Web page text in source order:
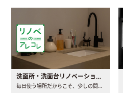
洗面所・洗面台リノベーションの事例と間取りアイデア